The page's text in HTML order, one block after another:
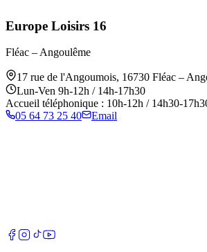
Europe Loisirs 16
Fléac – Angoulême
17 rue de l'Angoumois, 16730 Fléac –
Lun-Ven 9h-12h / 14h-17h30
Accueil téléphonique : 10h-12h / 14h30-
05 64 73 25 40
Email